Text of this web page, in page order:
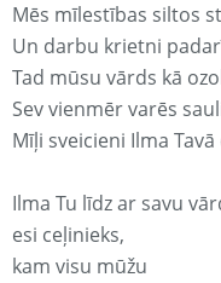
Mēs mīlestības siltos
Un darbu krietni
Tad mūsu vārds kā
Sev vienmēr varēs
Mīļi sveicieni Ilma Tavā
Ilma Tu līdz ar savu
esi ceļinieks,
kam visu mūžu